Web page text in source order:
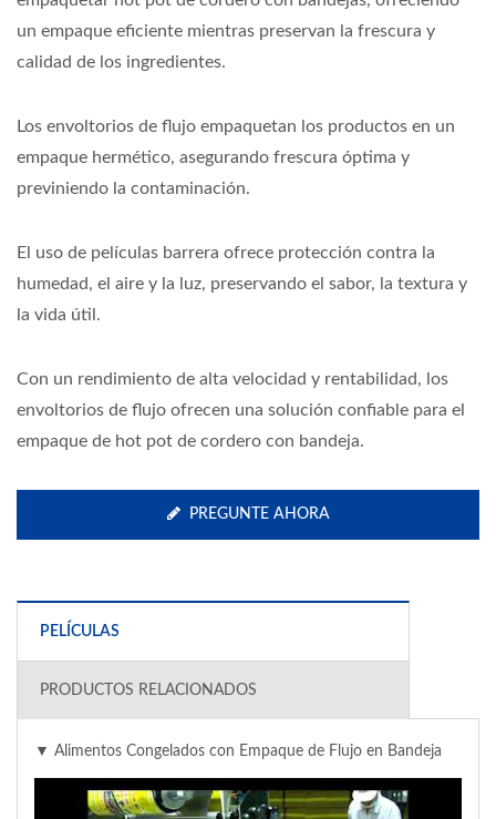
un empaque eficiente mientras preservan la frescura y
calidad de los ingredientes.
Los envoltorios de flujo empaquetan los productos en un
empaque hermético, asegurando frescura óptima y
previniendo la contaminación.
El uso de películas barrera ofrece protección contra la
humedad, el aire y la luz, preservando el sabor, la textura y
la vida útil.
Con un rendimiento de alta velocidad y rentabilidad, los
envoltorios de flujo ofrecen una solución confiable para el
empaque de hot pot de cordero con bandeja.
PREGUNTE AHORA
PELÍCULAS
PRODUCTOS RELACIONADOS
▼ Alimentos Congelados con Empaque de Flujo en Bandeja